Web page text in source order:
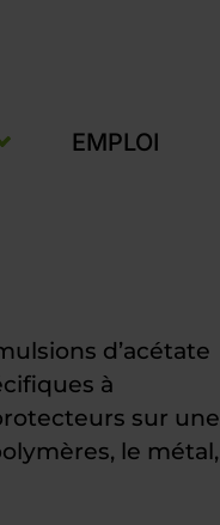
EMPLOI
d’acétate
à
sur une
le métal,